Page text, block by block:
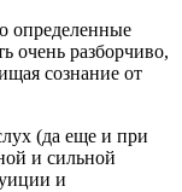
определенные
очень разборчиво,
сознание от
(да еще и при
и сильной
и